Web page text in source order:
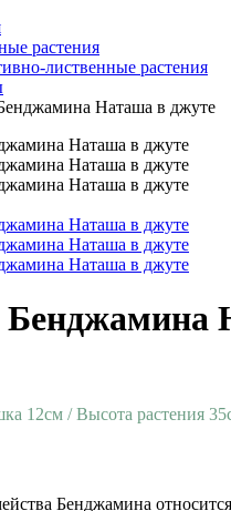
растения
лиственные растения
Наташа в джуте
12см / Высота растения
Бенджамина